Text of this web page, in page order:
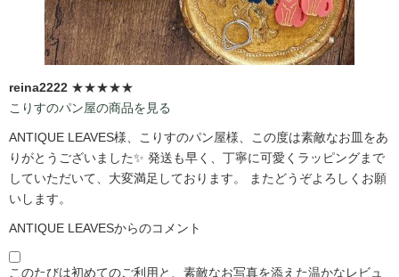
reina2222 ★★★★★
こりすのパン屋の商品を見る
ANTIQUE LEAVES様、こりすのパン屋様、この度は素敵なお皿をあ
りがとうございました✨ 発送も早く、丁寧に可愛くラッピングまで
していただいて、大変満足しております。 またどうぞよろしくお願
いします。
ANTIQUE LEAVESからのコメント
このたびは初めてのご利用と、素敵なお写真を添えた温かなレビュ